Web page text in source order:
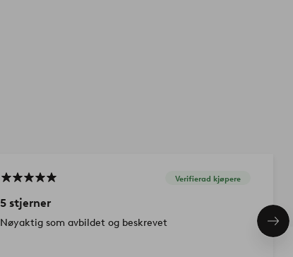
Verifierad kjøpere
5 stjerner
Nøyaktig som avbildet og beskrevet